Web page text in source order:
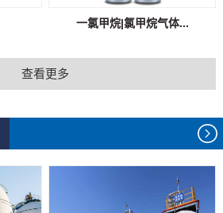
一氯甲烷|氯甲烷气体...
查看更多